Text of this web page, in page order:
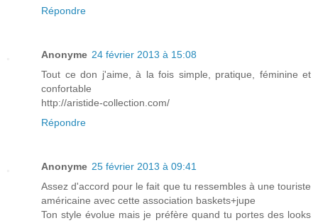
Répondre
Anonyme 24 février 2013 à 15:08
Tout ce don j'aime, à la fois simple, pratique, féminine et
confortable
http://aristide-collection.com/
Répondre
Anonyme 25 février 2013 à 09:41
Assez d'accord pour le fait que tu ressembles à une touriste
américaine avec cette association baskets+jupe
Ton style évolue mais je préfère quand tu portes des looks